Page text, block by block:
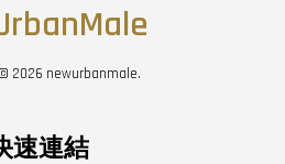
2026 newurbanmale.
速連結